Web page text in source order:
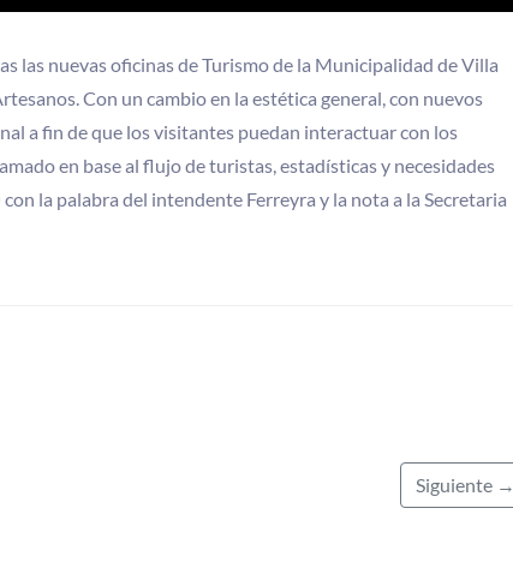
las nuevas oficinas de Turismo de la Municipalidad de Villa
Con un cambio en la estética general, con nuevos
a fin de que los visitantes puedan interactuar con los
en base al flujo de turistas, estadísticas y necesidades
la palabra del intendente Ferreyra y la nota a la Secretaria
Siguiente →